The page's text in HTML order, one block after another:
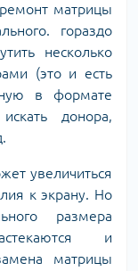
матрицы
гораздо
несколько
(это и есть
в формате
донора,
увеличиться
к экрану. Но
размера
и
матрицы